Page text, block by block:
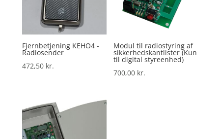
Fjernbetjening KEHO4 -
Radiosender
472,50 kr.
Modul til radiostyring af
sikkerhedskantlister (Kun
til digital styreenhed)
700,00 kr.